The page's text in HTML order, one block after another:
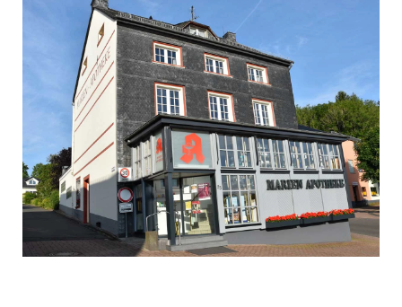
eines Website-Betreibers von Drittanbieternetzwerken
geschaltet, können jedoch auch vom Betreiber selbst platziert
werden. Die Cookies können sich daran erinnern, dass Sie eine
Website besucht haben, und diese Informationen können mit
anderen Organisationen, einschließlich anderen
Werbetreibenden, geteilt werden. Sie können jedoch nicht
feststellen, wer Sie sind, da die gesammelten Daten niemals
mit Ihrem Profil verknüpft sind.
Aktiviert
Alle Cookies ablehnen Einstellungen speichern